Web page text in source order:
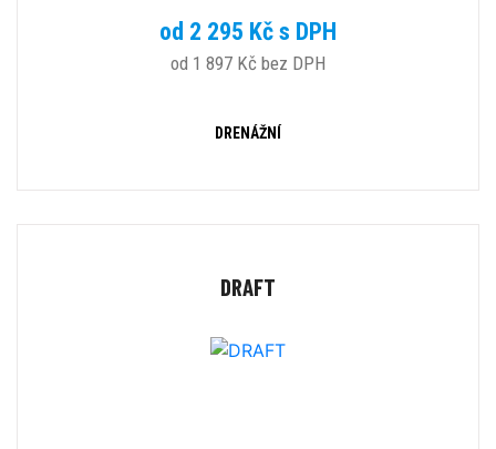
od 2 295 Kč s DPH
od 1 897 Kč bez DPH
DRENÁŽNÍ
DRAFT